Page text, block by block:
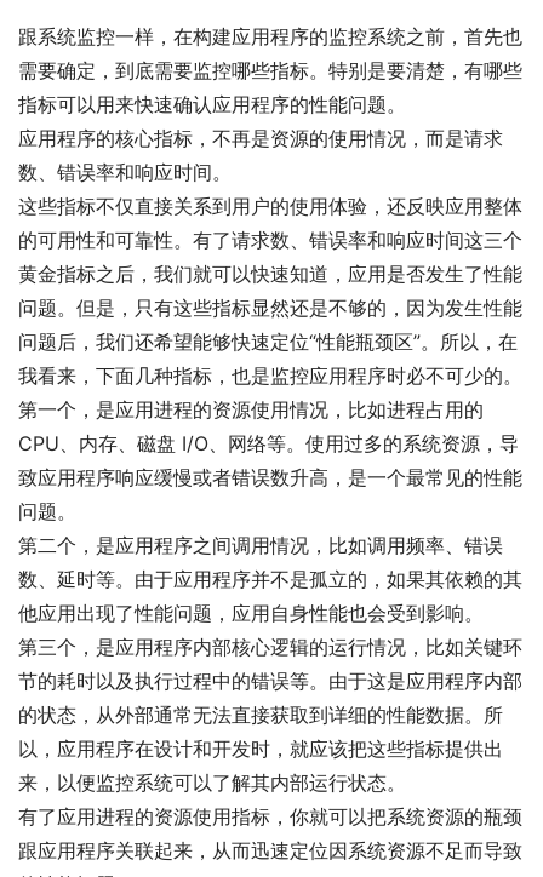
跟系统监控一样，在构建应用程序的监控系统之前，首先也
需要确定，到底需要监控哪些指标。特别是要清楚，有哪些
指标可以用来快速确认应用程序的性能问题。
应用程序的核心指标，不再是资源的使用情况，而是请求
数、错误率和响应时间。
这些指标不仅直接关系到用户的使用体验，还反映应用整体
的可用性和可靠性。有了请求数、错误率和响应时间这三个
黄金指标之后，我们就可以快速知道，应用是否发生了性能
问题。但是，只有这些指标显然还是不够的，因为发生性能
问题后，我们还希望能够快速定位“性能瓶颈区”。所以，在
我看来，下面几种指标，也是监控应用程序时必不可少的。
第一个，是应用进程的资源使用情况，比如进程占用的
CPU、内存、磁盘 I/O、网络等。使用过多的系统资源，导
致应用程序响应缓慢或者错误数升高，是一个最常见的性能
问题。
第二个，是应用程序之间调用情况，比如调用频率、错误
数、延时等。由于应用程序并不是孤立的，如果其依赖的其
他应用出现了性能问题，应用自身性能也会受到影响。
第三个，是应用程序内部核心逻辑的运行情况，比如关键环
节的耗时以及执行过程中的错误等。由于这是应用程序内部
的状态，从外部通常无法直接获取到详细的性能数据。所
以，应用程序在设计和开发时，就应该把这些指标提供出
来，以便监控系统可以了解其内部运行状态。
有了应用进程的资源使用指标，你就可以把系统资源的瓶颈
跟应用程序关联起来，从而迅速定位因系统资源不足而导致